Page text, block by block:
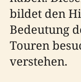
bildet den
Bedeutung
Touren
verstehen.